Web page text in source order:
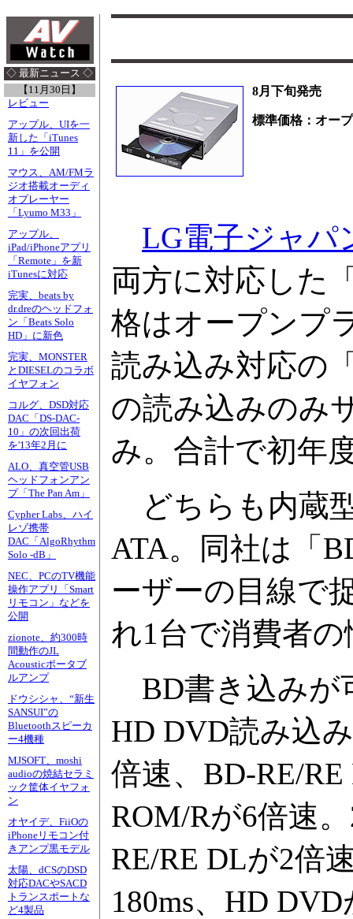
◇ 最新ニュース ◇
【11月30日】
レビュー
アップル、UIを一
新した「iTunes
11」を公開
マウス、AM/FMラ
ジオ搭載オーディ
オプレーヤー
「Lyumo M33」
アップル、
iPad/iPhoneアプリ
「Remote」を新
iTunesに対応
完実、beats by
dr.dreのヘッドフォ
ン「Beats Solo
HD」に新色
完実、MONSTER
とDIESELのコラボ
イヤフォン
コルグ、DSD対応
DAC「DS-DAC-
10」の次回出荷
を'13年2月に
ALO、真空管USB
ヘッドフォンアン
プ「The Pan Am」
Cypher Labs、ハイ
レゾ携帯
DAC「AlgoRhythm
Solo -dB」
NEC、PCのTV機能
操作アプリ「Smart
リモコン」などを
公開
zionote、約300時
間動作のJL
Acousticポータブ
ルアンプ
ドウシシャ、“新生
SANSUI”の
Bluetoothスピーカ
ー4機種
MJSOFT、moshi
audioの焼結セラミ
ック筐体イヤフォ
ン
オヤイデ、FiiOの
iPhoneリモコン付
きアンプ黒モデル
太陽、dCSのDSD
対応DACやSACD
トランスポートな
ど4製品
8月下旬発売
標準価格：オー
LG電子ジャパ
両方に対応した
格はオープンプ
読み込み対応の
の読み込みのみ
み。合計で初年
どちらも内蔵
ATA。同社は「
ーザーの目線で
れ1台で消費者
BD書き込みが
HD DVD読み込
倍速、BD-RE/
ROM/Rが6倍速
RE/RE DLが2倍
180ms、HD DVD